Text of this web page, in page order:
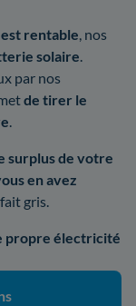
rentable, nos
solaire.
par nos
de tirer le
.
surplus de votre
en avez
gris.
propre électricité